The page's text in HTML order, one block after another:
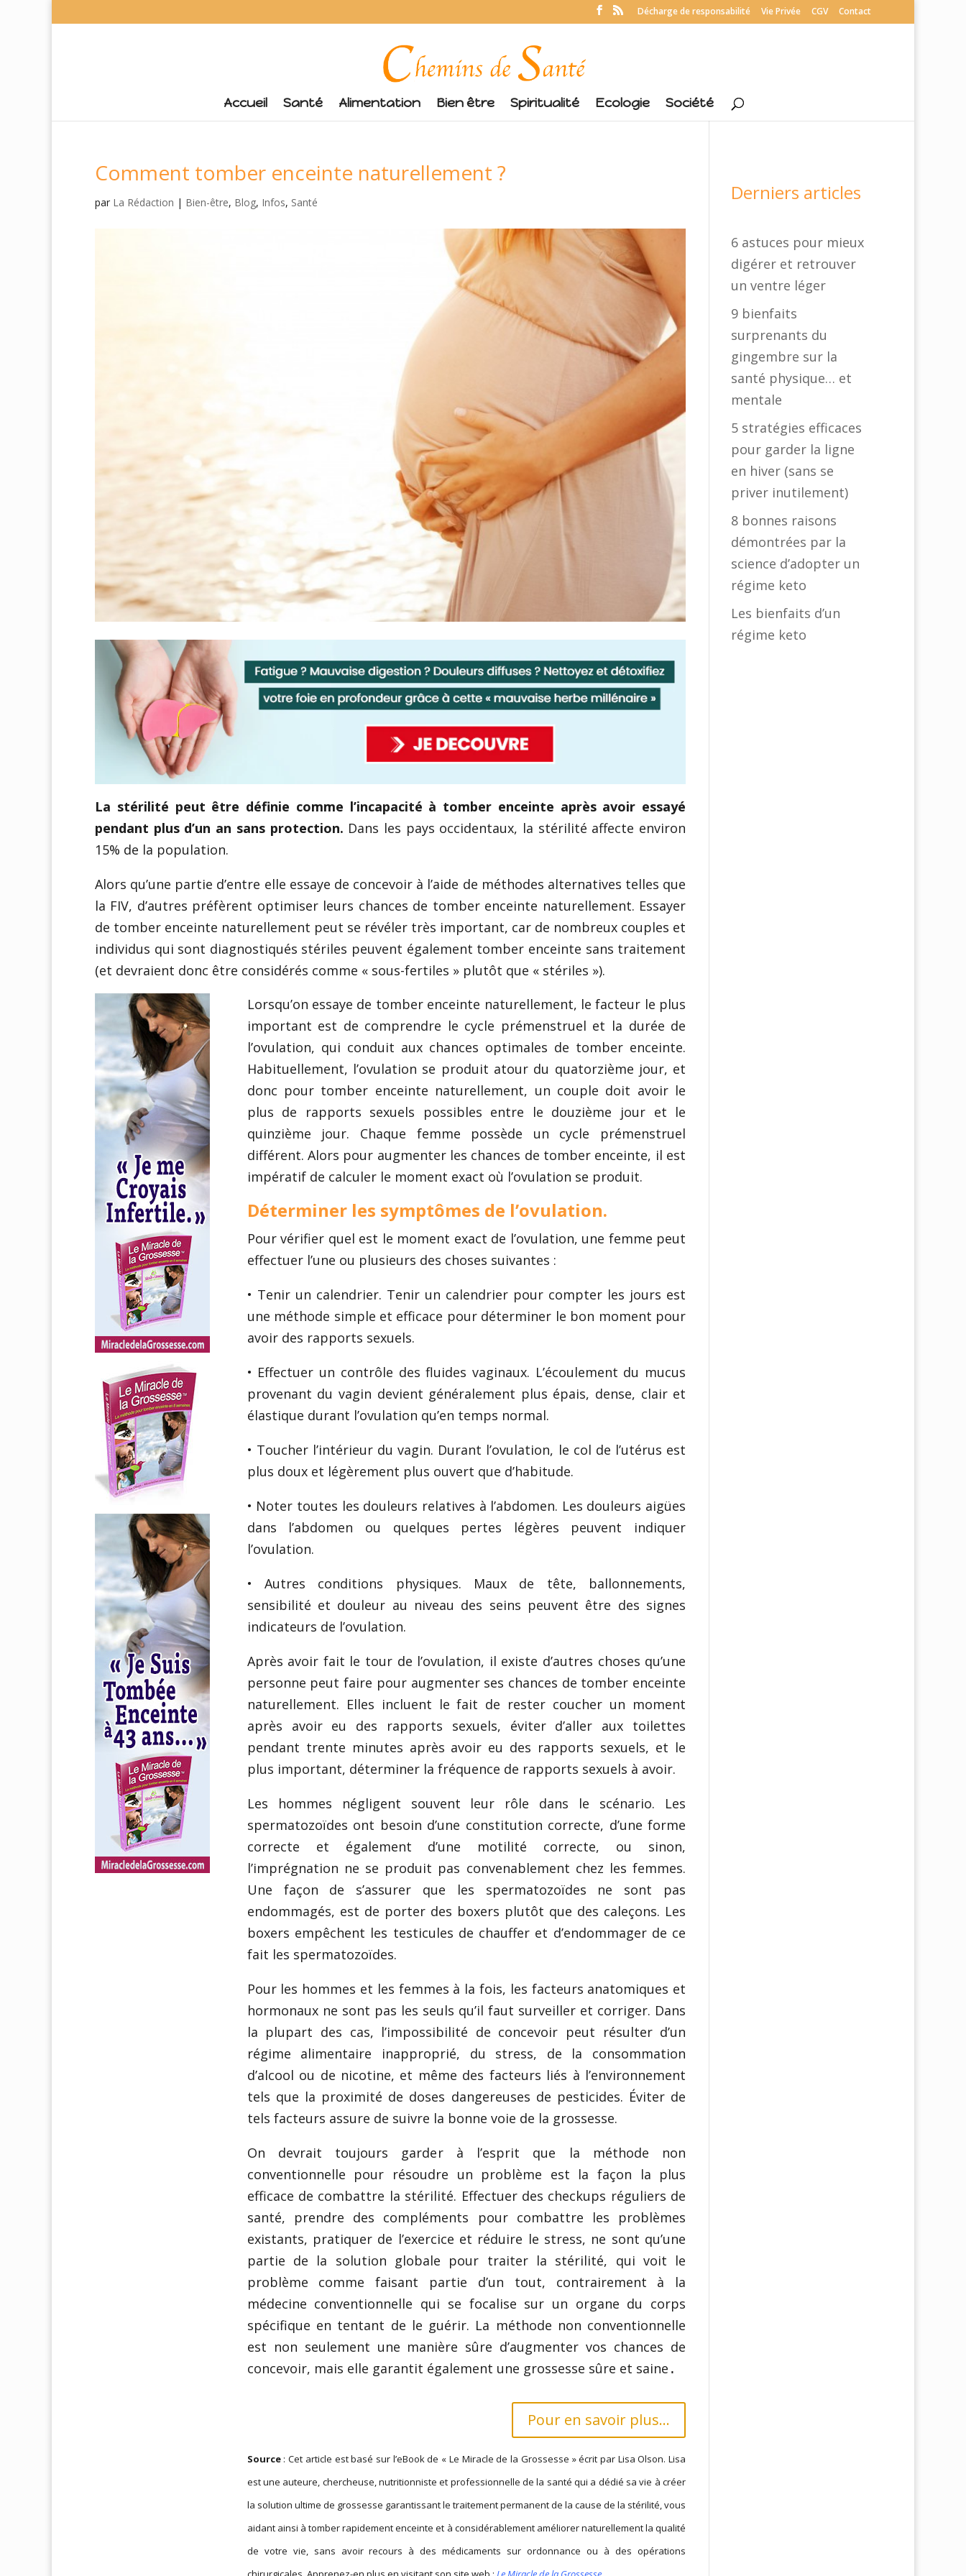
Décharge de responsabilité Vie Privée CGV Contact
Accueil Santé Alimentation Bien être Spiritualité Ecologie Société
Comment tomber enceinte naturellement ?
par La Rédaction | Bien-être, Blog, Infos, Santé
La stérilité peut être définie comme l’incapacité à tomber enceinte après avoir essayé
pendant plus d’un an sans protection. Dans les pays occidentaux, la stérilité affecte environ
15% de la population.
Alors qu’une partie d’entre elle essaye de concevoir à l’aide de méthodes alternatives telles que
la FIV, d’autres préfèrent optimiser leurs chances de tomber enceinte naturellement. Essayer
de tomber enceinte naturellement peut se révéler très important, car de nombreux couples et
individus qui sont diagnostiqués stériles peuvent également tomber enceinte sans traitement
(et devraient donc être considérés comme « sous-fertiles » plutôt que « stériles »).
Lorsqu’on essaye de tomber enceinte naturellement, le facteur le plus
important est de comprendre le cycle prémenstruel et la durée de
l’ovulation, qui conduit aux chances optimales de tomber enceinte.
Habituellement, l’ovulation se produit atour du quatorzième jour, et
donc pour tomber enceinte naturellement, un couple doit avoir le
plus de rapports sexuels possibles entre le douzième jour et le
quinzième jour. Chaque femme possède un cycle prémenstruel
différent. Alors pour augmenter les chances de tomber enceinte, il est
impératif de calculer le moment exact où l’ovulation se produit.
Déterminer les symptômes de l’ovulation.
Pour vérifier quel est le moment exact de l’ovulation, une femme peut
effectuer l’une ou plusieurs des choses suivantes :
• Tenir un calendrier. Tenir un calendrier pour compter les jours est
une méthode simple et efficace pour déterminer le bon moment pour
avoir des rapports sexuels.
• Effectuer un contrôle des fluides vaginaux. L’écoulement du mucus
provenant du vagin devient généralement plus épais, dense, clair et
élastique durant l’ovulation qu’en temps normal.
• Toucher l’intérieur du vagin. Durant l’ovulation, le col de l’utérus est
plus doux et légèrement plus ouvert que d’habitude.
• Noter toutes les douleurs relatives à l’abdomen. Les douleurs aigües
dans l’abdomen ou quelques pertes légères peuvent indiquer
l’ovulation.
• Autres conditions physiques. Maux de tête, ballonnements,
sensibilité et douleur au niveau des seins peuvent être des signes
indicateurs de l’ovulation.
Après avoir fait le tour de l’ovulation, il existe d’autres choses qu’une
personne peut faire pour augmenter ses chances de tomber enceinte
naturellement. Elles incluent le fait de rester coucher un moment
après avoir eu des rapports sexuels, éviter d’aller aux toilettes
pendant trente minutes après avoir eu des rapports sexuels, et le
plus important, déterminer la fréquence de rapports sexuels à avoir.
Les hommes négligent souvent leur rôle dans le scénario. Les
spermatozoïdes ont besoin d’une constitution correcte, d’une forme
correcte et également d’une motilité correcte, ou sinon,
l’imprégnation ne se produit pas convenablement chez les femmes.
Une façon de s’assurer que les spermatozoïdes ne sont pas
endommagés, est de porter des boxers plutôt que des caleçons. Les
boxers empêchent les testicules de chauffer et d’endommager de ce
fait les spermatozoïdes.
Pour les hommes et les femmes à la fois, les facteurs anatomiques et
hormonaux ne sont pas les seuls qu’il faut surveiller et corriger. Dans
la plupart des cas, l’impossibilité de concevoir peut résulter d’un
régime alimentaire inapproprié, du stress, de la consommation
d’alcool ou de nicotine, et même des facteurs liés à l’environnement
tels que la proximité de doses dangereuses de pesticides. Éviter de
tels facteurs assure de suivre la bonne voie de la grossesse.
On devrait toujours garder à l’esprit que la méthode non
conventionnelle pour résoudre un problème est la façon la plus
efficace de combattre la stérilité. Effectuer des checkups réguliers de
santé, prendre des compléments pour combattre les problèmes
existants, pratiquer de l’exercice et réduire le stress, ne sont qu’une
partie de la solution globale pour traiter la stérilité, qui voit le
problème comme faisant partie d’un tout, contrairement à la
médecine conventionnelle qui se focalise sur un organe du corps
spécifique en tentant de le guérir. La méthode non conventionnelle
est non seulement une manière sûre d’augmenter vos chances de
concevoir, mais elle garantit également une grossesse sûre et saine .
Pour en savoir plus...
Source: Cet article est basé sur l’eBook de « Le Miracle de la Grossesse » écrit par Lisa Olson. Lisa
est une auteure, chercheuse, nutritionniste et professionnelle de la santé qui a dédié sa vie à créer
la solution ultime de grossesse garantissant le traitement permanent de la cause de la stérilité, vous
aidant ainsi à tomber rapidement enceinte et à considérablement améliorer naturellement la qualité
de votre vie, sans avoir recours à des médicaments sur ordonnance ou à des opérations
Derniers articles
6 astuces pour mieux
digérer et retrouver
un ventre léger
9 bienfaits
surprenants du
gingembre sur la
santé physique… et
mentale
5 stratégies efficaces
pour garder la ligne
en hiver (sans se
priver inutilement)
8 bonnes raisons
démontrées par la
science d’adopter un
régime keto
Les bienfaits d’un
régime keto